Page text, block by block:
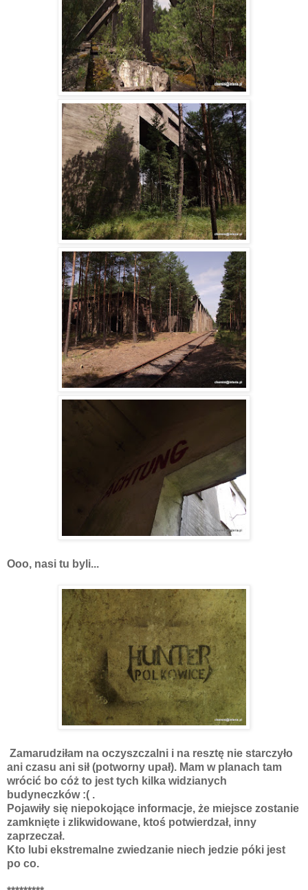
Ooo, nasi tu byli...
Zamarudziłam na oczyszczalni i na resztę nie starczyło
ani czasu ani sił (potworny upał). Mam w planach tam
wrócić bo cóż to jest tych kilka widzianych
budyneczków :( .
Pojawiły się niepokojące informacje, że miejsce zostanie
zamknięte i zlikwidowane, ktoś potwierdzał, inny
zaprzeczał.
Kto lubi ekstremalne zwiedzanie niech jedzie póki jest
po co.